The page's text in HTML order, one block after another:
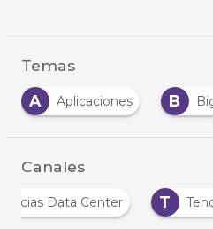
Temas
A
Aplicaciones B
Canales
Data Center T